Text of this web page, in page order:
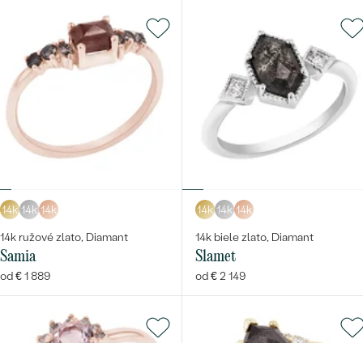
14k 14k 14k
14k ružové zlato, Diamant
Samia
od € 1 889
14k 14k 14k
14k biele zlato, Diamant
Slamet
od € 2 149